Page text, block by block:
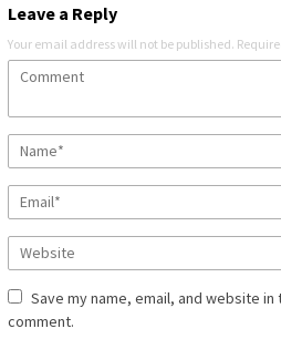
Leave a Reply
Your email address will not be published.
Save my name, email, and website
comment.